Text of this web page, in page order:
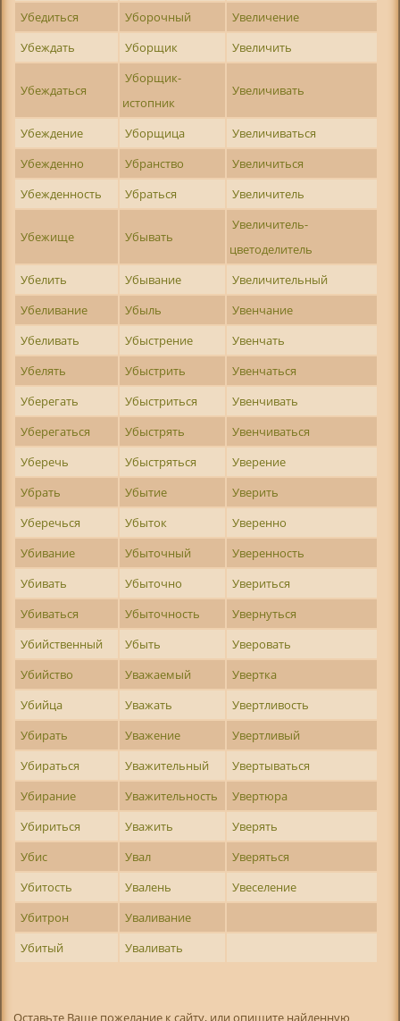
Убедиться
Уборочный
Увеличение
Убеждать
Уборщик Увеличить
Убеждаться
Уборщик-
истопник
Увеличивать
Убеждение Уборщица
Увеличиваться
Убежденно
Убранство
Увеличиться
Убежденность
Убраться Увеличитель
Убежище Убывать
Увеличитель-
цветоделитель
Убелить
Убывание
Увеличительный
Убеливание
Убыль
Увенчание
Убеливать
Убыстрение
Увенчать
Убелять
Убыстрить
Увенчаться
Уберегать
Убыстриться
Увенчивать
Уберегаться
Убыстрять
Увенчиваться
Уберечь
Убыстряться
Уверение
Убрать
Убытие
Уверить
Уберечься
Убыток
Уверенно
Убивание
Убыточный
Уверенность
Убивать
Убыточно
Увериться
Убиваться
Убыточность
Увернуться
Убийственный
Убыть
Уверовать
Убийство
Уважаемый
Увертка
Убийца
Уважать
Увертливость
Убирать
Уважение
Увертливый
Убираться
Уважительный
Увертываться
Убирание
Уважительность
Увертюра
Убириться
Уважить
Уверять
Убис
Увал
Уверяться
Убитость
Увалень
Увеселение
Убитрон
Уваливание
Убитый
Уваливать
Оставьте Ваше пожелание к сайту, или опишите найденную